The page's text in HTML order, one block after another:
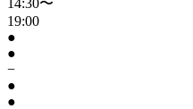
14:30〜
19:00
●
●
−
●
●